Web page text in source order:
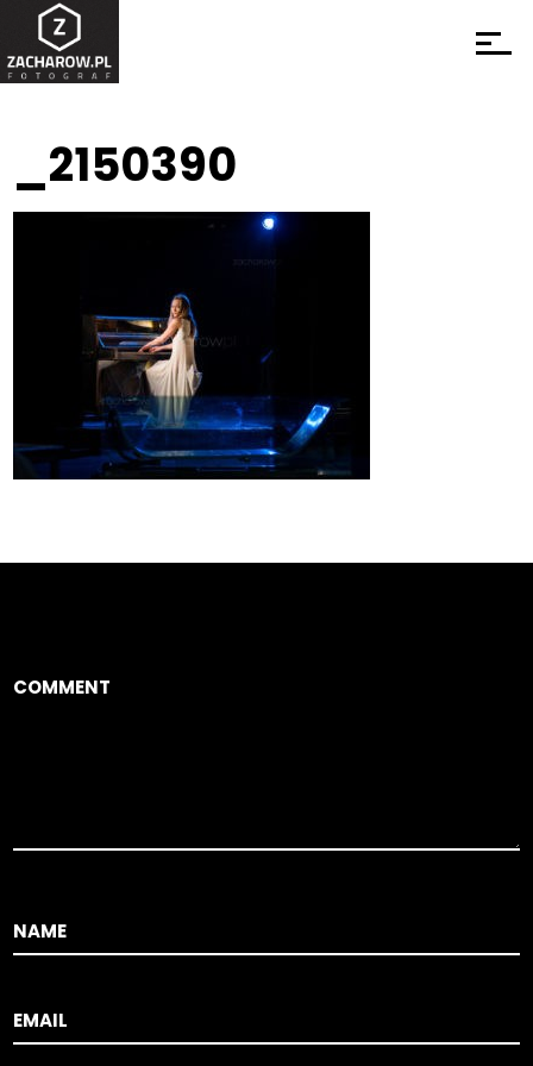
_2150390